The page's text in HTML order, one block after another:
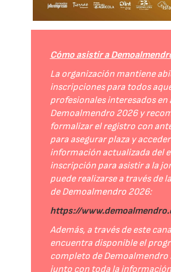
Cómo asistir a
La organización mantiene
inscripciones para todos
profesionales interesados en
Demoalmendro 2026 y
formalizar el registro con
para asegurar plaza y
información actualizada del
inscripción para asistir a la
puede realizarse a través de
de Demoalmendro 2026:
https://
Además, a través de este
encuentra disponible el
completo de Demoalmendro
junto con toda la información